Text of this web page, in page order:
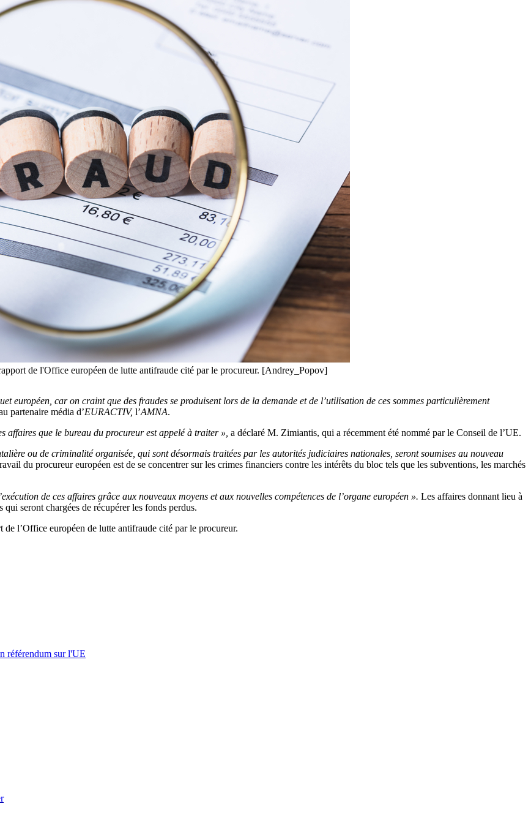
de l'Office européen de lutte antifraude cité par le procureur. [Andrey_Popov]
européen, car on craint que des fraudes se produisent lors de la demande et de l’utilisation de ces sommes particulièrement
partenaire média d’EURACTIV, l’AMNA.
que le bureau du procureur est appelé à traiter », a déclaré M. Zimiantis, qui a récemment été nommé par le Conseil de l’UE.
ou de criminalité organisée, qui sont désormais traitées par les autorités judiciaires nationales, seront soumises au nouveau
du procureur européen est de se concentrer sur les crimes financiers contre les intérêts du bloc tels que les subventions, les marchés
de ces affaires grâce aux nouveaux moyens et aux nouvelles compétences de l’organe européen ». Les affaires donnant lieu à
seront chargées de récupérer les fonds perdus.
l’Office européen de lutte antifraude cité par le procureur.
référendum sur l'UE